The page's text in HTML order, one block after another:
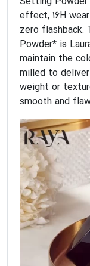
effect, 16H
zero flashback.
Powder* is
maintain the
milled to
weight or
smooth and